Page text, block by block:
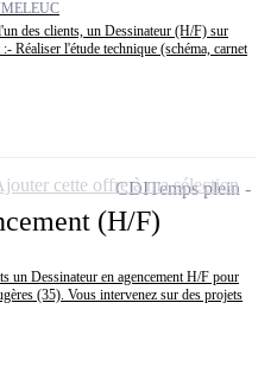
des clients, un Dessinateur (H/F) sur
Réaliser l'étude technique (schéma, carnet
(H/F)
un Dessinateur en agencement H/F pour
(35). Vous intervenez sur des projets
CDITemps plein
cette offre à ma sélection